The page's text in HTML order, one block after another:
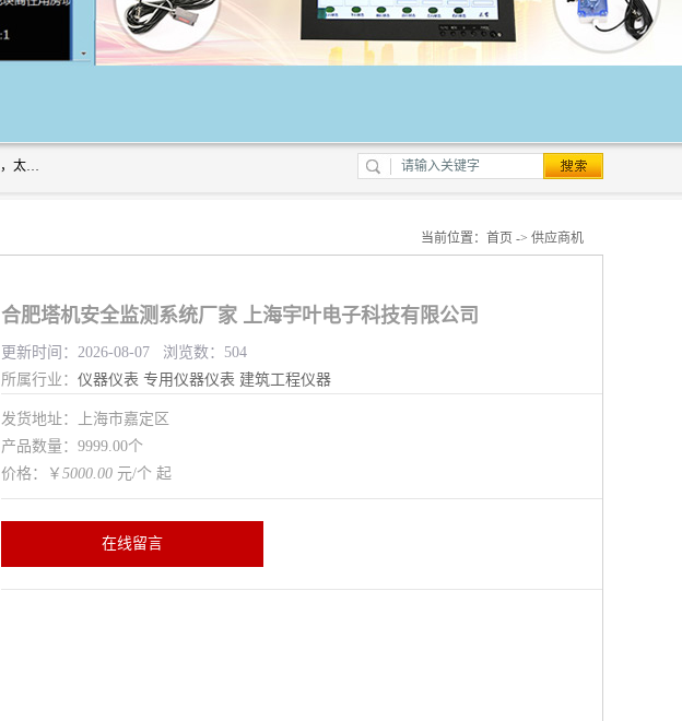
上海宇叶电子科技有限公司是吊钩视频监控、升降机监控、卸料平台监控、塔吊防碰撞、黑匣子防碰撞、风速仪，太阳能障碍灯安全提示灯等一系列升降机的常用配件产品专业研发生产加工的公司，拥有完整、科学的质量管理体系。
当前位置： 首页 -> 供应商机
合肥塔机安全监测系统厂家 上海宇叶电子科技有限公司
更新时间：2026-08-07 浏览数：504
所属行业： 仪器仪表 专用仪器仪表 建筑工程仪器
发货地址：上海市嘉定区
产品数量：9999.00个
价格：￥ 5000.00 元/个 起
在线留言